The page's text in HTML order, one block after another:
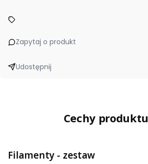
Zapytaj o produkt
Udostępnij
Cechy produktu
Filamenty - zestaw